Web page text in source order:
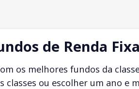
de Renda
os melhores fundos da
classes ou escolher um ano e